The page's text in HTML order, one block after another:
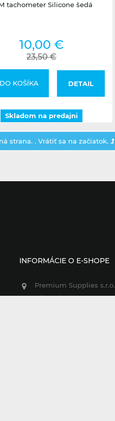
tachometer Silicone šedá
10,00 €
23,50 €
KOŠÍKA DETAIL
Skladom na predajni
strana. . Vrátiť sa na začiatok.
INFORMÁCIE O E-SHOPE
Premium Supplies s.r.o.
Mierové nám. 33